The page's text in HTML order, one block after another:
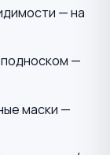
— на
—
маски —